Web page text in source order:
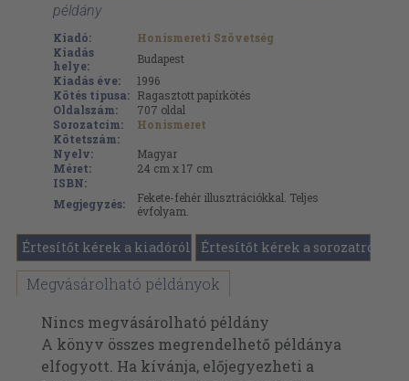
példány
Kiadó:
Honismereti Szövetség
Kiadás
helye:
Budapest
Kiadás éve:
1996
Kötés típusa: Ragasztott papírkötés
Oldalszám:
707 oldal
Sorozatcím:
Honismeret
Kötetszám:
Nyelv:
Magyar
Méret:
24 cm x 17 cm
ISBN:
Megjegyzés:
Fekete-fehér illusztrációkkal. Teljes
évfolyam.
Értesítőt kérek a kiadóról Értesítőt kérek a sorozatról
Megvásárolható példányok
Nincs megvásárolható példány
A könyv összes megrendelhető példánya
elfogyott. Ha kívánja, előjegyezheti a